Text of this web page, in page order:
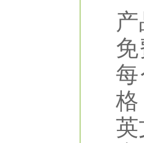
格
英